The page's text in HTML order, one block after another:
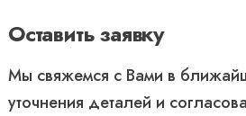
Оставить заявку
Мы свяжемся с Вами в
уточнения деталей и